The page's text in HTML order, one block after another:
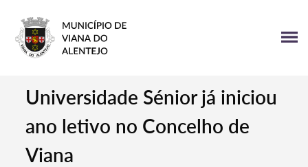
Universidade Sénior já iniciou
ano letivo no Concelho de
Viana